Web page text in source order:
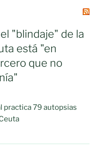
"blindaje" de la
está "en
que no
practica 79 autopsias